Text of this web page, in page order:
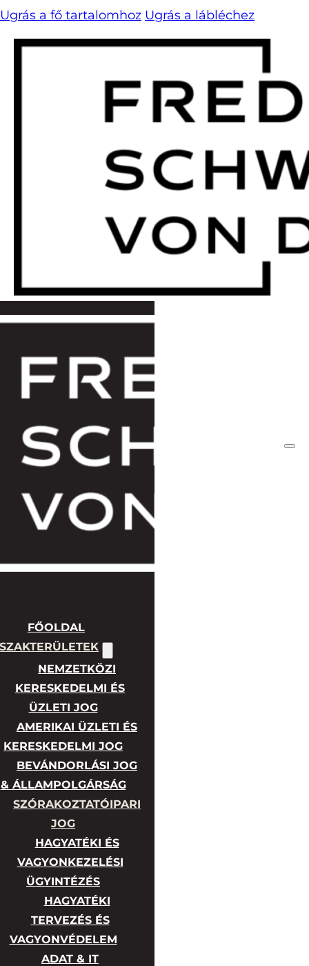
Ugrás a fő tartalomhoz Ugrás a lábléchez
FŐOLDAL
SZAKTERÜLETEK
NEMZETKÖZI
KERESKEDELMI ÉS
ÜZLETI JOG
AMERIKAI ÜZLETI ÉS
KERESKEDELMI JOG
BEVÁNDORLÁSI JOG
& ÁLLAMPOLGÁRSÁG
SZÓRAKOZTATÓIPARI
JOG
HAGYATÉKI ÉS
VAGYONKEZELÉSI
ÜGYINTÉZÉS
HAGYATÉKI
TERVEZÉS ÉS
VAGYONVÉDELEM
ADAT & IT